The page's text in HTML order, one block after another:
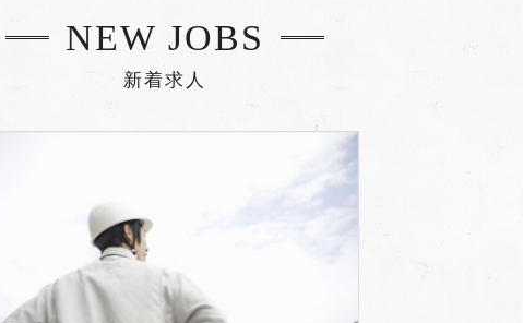
新着求人
NEW JOBS